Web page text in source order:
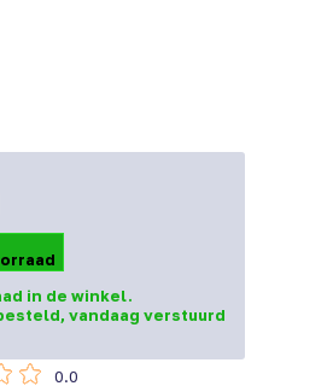
in de winkel.
vandaag verstuurd
0.0